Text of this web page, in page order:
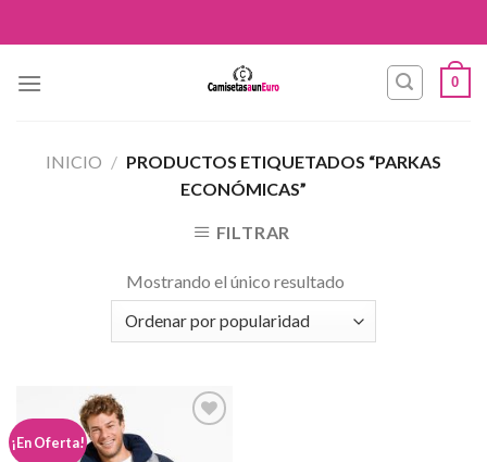
to
0
INICIO / PRODUCTOS ETIQUETADOS “PARKAS
ECONÓMICAS”
FILTRAR
Mostrando el único resultado
¡En Oferta!